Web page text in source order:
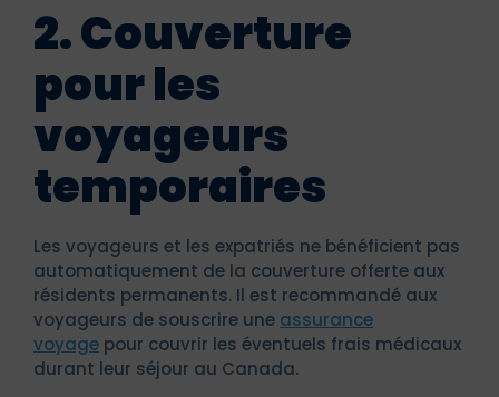
2. Couverture
pour les
voyageurs
temporaires
Les voyageurs et les expatriés ne bénéficient pas
automatiquement de la couverture offerte aux
résidents permanents. Il est recommandé aux
voyageurs de souscrire une assurance
voyage pour couvrir les éventuels frais médicaux
durant leur séjour au Canada.